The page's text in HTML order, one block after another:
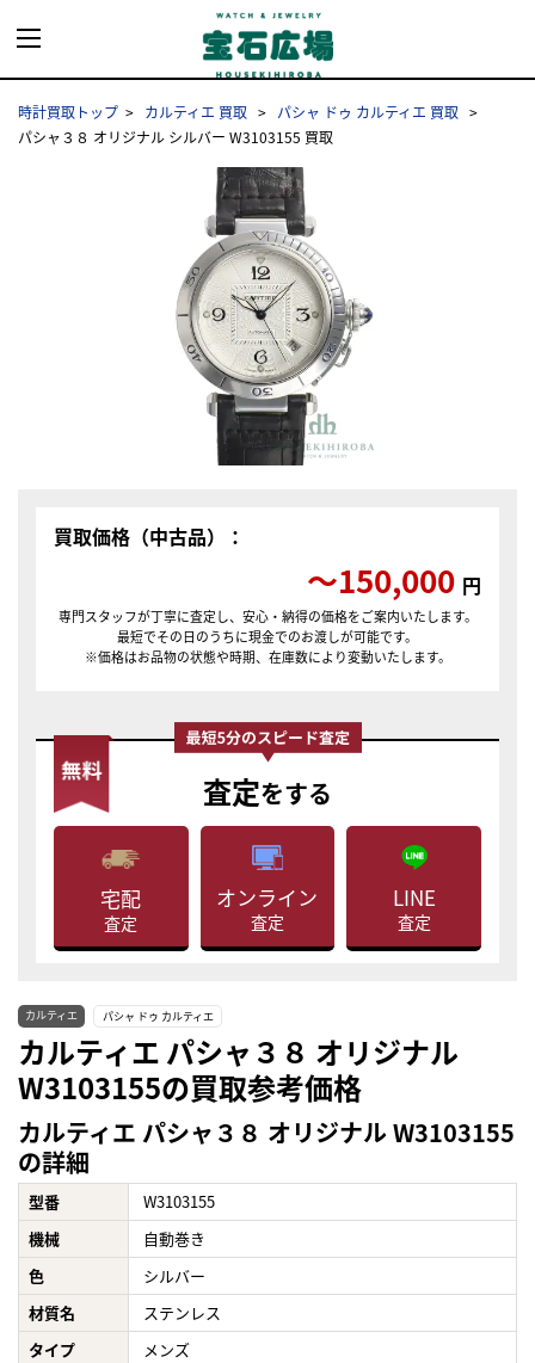
時計買取トップ カルティエ 買取
パシャ ドゥ カルティエ 買取
パシャ３８ オリジナル シルバー W3103155 買取
買取価格（中古品）：
〜150,000 円
専門スタッフが丁寧に査定し、安心・納得の価格をご案内いたします。
最短でその日のうちに現金でのお渡しが可能です。
※価格はお品物の状態や時期、在庫数により変動いたします。
査定をする
宅配
査定
オンライン
査定
LINE
査定
カルティエ パシャ ドゥ カルティエ
カルティエ パシャ３８ オリジナル
W3103155の買取参考価格
カルティエ パシャ３８ オリジナル W3103155
の詳細
型番
W3103155
機械
自動巻き
色
シルバー
材質名
ステンレス
タイプ
メンズ